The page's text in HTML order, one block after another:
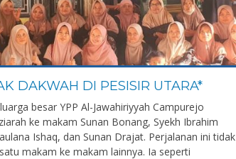
DAKWAH DI PESISIR UTARA*
besar YPP Al-Jawahiriyyah Campurejo
ke makam Sunan Bonang, Syekh Ibrahim
Ishaq, dan Sunan Drajat. Perjalanan ini tidak
makam ke makam lainnya. Ia seperti